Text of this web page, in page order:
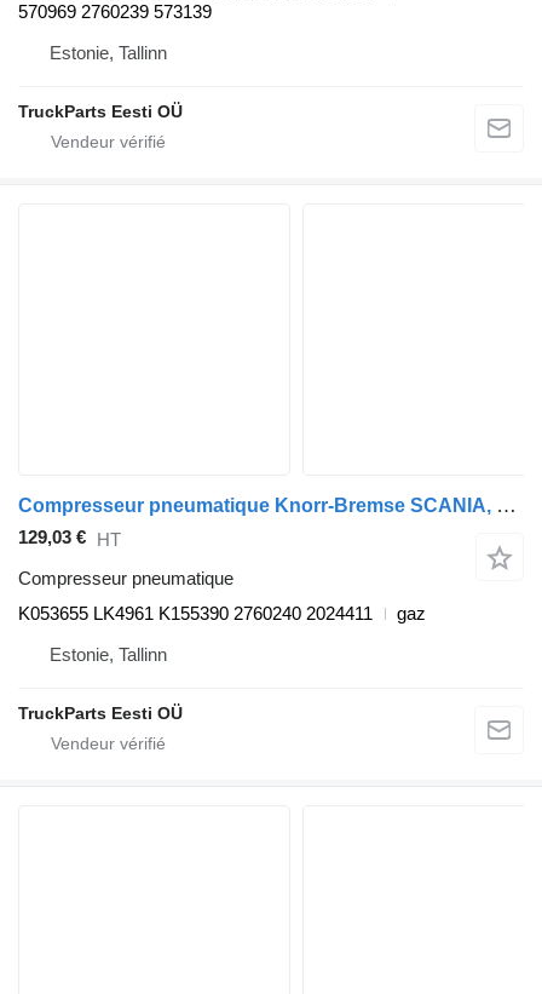
570969 2760239 573139
Estonie, Tallinn
TruckParts Eesti OÜ
Compresseur pneumatique Knorr-Bremse SCANIA, KNORR-BREMSE K-Series (01.12-) K053655 pour Scania K,N,F-series bus (2006-)
129,03 € HT
Compresseur pneumatique
K053655 LK4961 K155390 2760240 2024411
gaz
Estonie, Tallinn
TruckParts Eesti OÜ